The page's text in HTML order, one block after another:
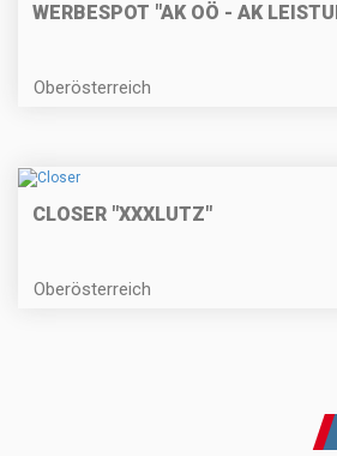
WERBESPOT "AK OÖ - AK
Oberösterreich
CLOSER "XXXLUTZ"
Oberösterreich